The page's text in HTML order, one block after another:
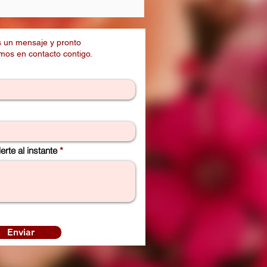
un mensaje y pronto
en contacto contigo.
al instante
Enviar